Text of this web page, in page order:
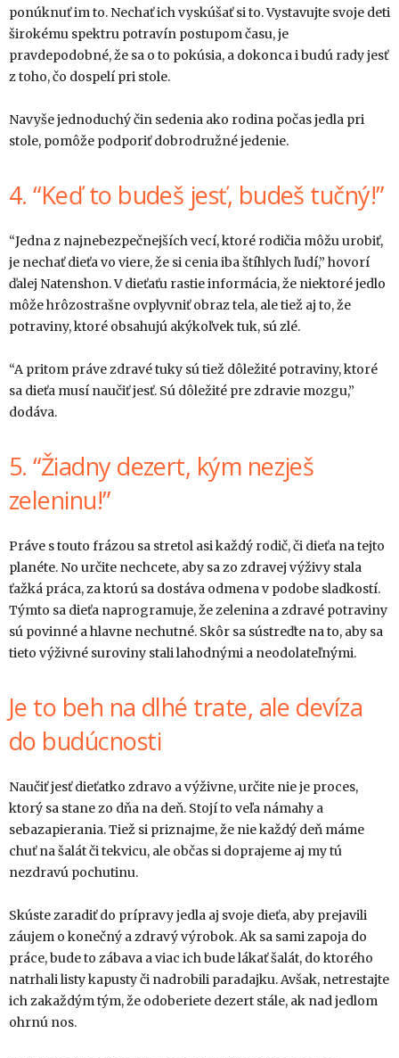
ponúknuť im to. Nechať ich vyskúšať si to. Vystavujte svoje deti
širokému spektru potravín postupom času, je
pravdepodobné, že sa o to pokúsia, a dokonca i budú rady jesť
z toho, čo dospelí pri stole.
Navyše jednoduchý čin sedenia ako rodina počas jedla pri
stole, pomôže podporiť dobrodružné jedenie.
4. “Keď to budeš jesť, budeš tučný!”
“Jedna z najnebezpečnejších vecí, ktoré rodičia môžu urobiť,
je nechať dieťa vo viere, že si cenia iba štíhlych ľudí,” hovorí
ďalej Natenshon. V dieťaťu rastie informácia, že niektoré jedlo
môže hrôzostrašne ovplyvniť obraz tela, ale tiež aj to, že
potraviny, ktoré obsahujú akýkoľvek tuk, sú zlé.
“A pritom práve zdravé tuky sú tiež dôležité potraviny, ktoré
sa dieťa musí naučiť jesť. Sú dôležité pre zdravie mozgu,”
dodáva.
5. “Žiadny dezert, kým nezješ
zeleninu!”
Práve s touto frázou sa stretol asi každý rodič, či dieťa na tejto
planéte. No určite nechcete, aby sa zo zdravej výživy stala
ťažká práca, za ktorú sa dostáva odmena v podobe sladkostí.
Týmto sa dieťa naprogramuje, že zelenina a zdravé potraviny
sú povinné a hlavne nechutné. Skôr sa sústreďte na to, aby sa
tieto výživné suroviny stali lahodnými a neodolateľnými.
Je to beh na dlhé trate, ale devíza
do budúcnosti
Naučiť jesť dieťatko zdravo a výživne, určite nie je proces,
ktorý sa stane zo dňa na deň. Stojí to veľa námahy a
sebazapierania. Tiež si priznajme, že nie každý deň máme
chuť na šalát či tekvicu, ale občas si doprajeme aj my tú
nezdravú pochutinu.
Skúste zaradiť do prípravy jedla aj svoje dieťa, aby prejavili
záujem o konečný a zdravý výrobok. Ak sa sami zapoja do
práce, bude to zábava a viac ich bude lákať šalát, do ktorého
natrhali listy kapusty či nadrobili paradajku. Avšak, netrestajte
ich zakaždým tým, že odoberiete dezert stále, ak nad jedlom
ohrnú nos.